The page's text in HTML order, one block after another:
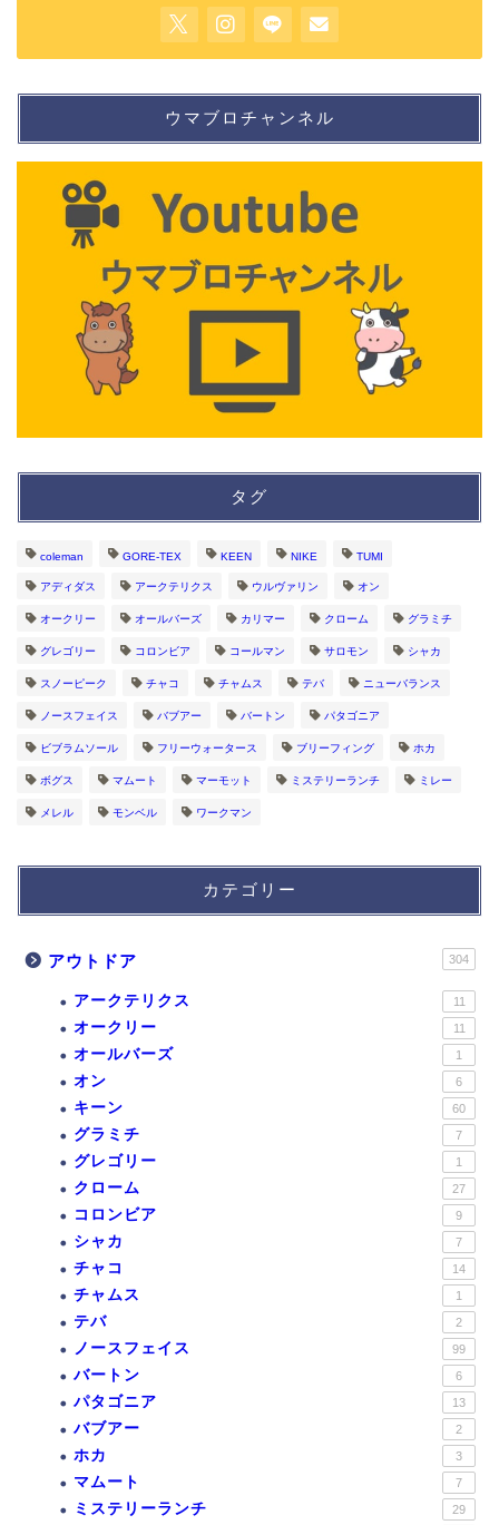
ウマブロチャンネル
タグ
coleman GORE-TEX KEEN NIKE TUMI
アディダス アークテリクス ウルヴァリン オン
オークリー オールバーズ カリマー クローム グラミチ
グレゴリー コロンビア コールマン サロモン シャカ
スノーピーク チャコ チャムス テバ ニューバランス
ノースフェイス バブアー バートン パタゴニア
ビブラムソール フリーウォータース ブリーフィング ホカ
ボグス マムート マーモット ミステリーランチ ミレー
メレル モンベル ワークマン
カテゴリー
アウトドア 304
アークテリクス 11
オークリー 11
オールバーズ 1
オン 6
キーン 60
グラミチ 7
グレゴリー 1
クローム 27
コロンビア 9
シャカ 7
チャコ 14
チャムス 1
テバ 2
ノースフェイス 99
バートン 6
パタゴニア 13
バブアー 2
ホカ 3
マムート 7
ミステリーランチ 29